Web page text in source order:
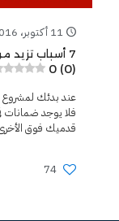
11 أكتوبر، 2016
7 أسباب تزيد من فرص خسارتك وكيفية تجنبها
0 (0)
عند بدئك لمشروع
فلا يوجد
قدميك فوق
74